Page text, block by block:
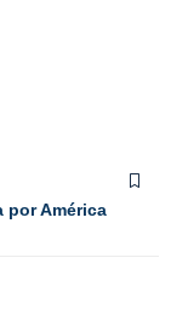
por América